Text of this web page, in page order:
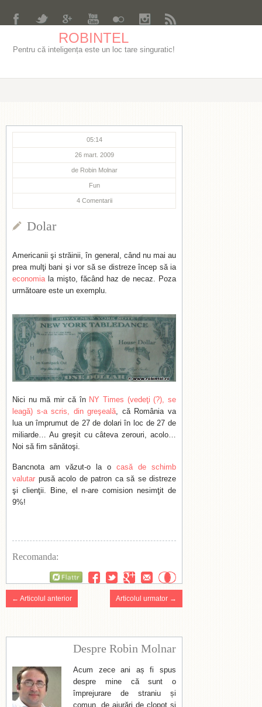
ROBINTEL
Pentru că inteligența este un loc tare singuratic!
05:14
26 mart. 2009
de Robin Molnar
Fun
4 Comentarii
Dolar
Americanii şi străinii, în general, când nu mai au
prea mulţi bani şi vor să se distreze încep să ia
economiala mişto, făcând haz de necaz. Poza
următoare este un exemplu.
Nici nu mă mir că în NY Times (vedeţi (?), se
leagă) s-a scris, din greşeală , că România va
lua un împrumut de 27 de dolari în loc de 27 de
miliarde… Au greşit cu câteva zerouri, acolo…
Noi să fim sănătoşi.
Bancnota am văzut-o la o casă de schimb
valutar pusă acolo de patron ca să se distreze
şi clienţii. Bine, el n-are comision nesimţit de
9%!
Recomanda:
← Articolul anterior Articolul urmator →
Despre Robin Molnar
Acum zece ani aș fi spus
despre mine că sunt o
împrejurare de straniu și
comun, de aiurări de clopot și